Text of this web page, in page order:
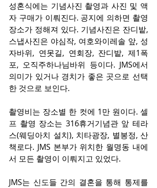
성혼식에는 기념사진 촬영과 사진 및 액
자 구매가 이뤄진다. 공지에 의하면 촬영
장소가 정해져 있다. 기념사진은 잔디밭,
스냅사진은 야심작, 여호와이레솔 앞, 성
자바위, 연못길, 연회장, 잔디밭, 제1폭
포, 오직주하나님바위 등이다. JMS에서
의미가 있거나 경치가 좋은 곳으로 선택
한 것으로 보인다.
촬영비는 장소별 한 컷에 1만 원이다. 셀
프 촬영 장소는 316휴거기념관 앞 테라
스(웨딩아치 설치), 치타광장, 별봉정, 산
책로다. JMS 본부가 위치한 월명동 내에
서 모든 촬영이 이뤄지고 있었다.
JMS는 신도들 간의 결혼을 통해 통제를